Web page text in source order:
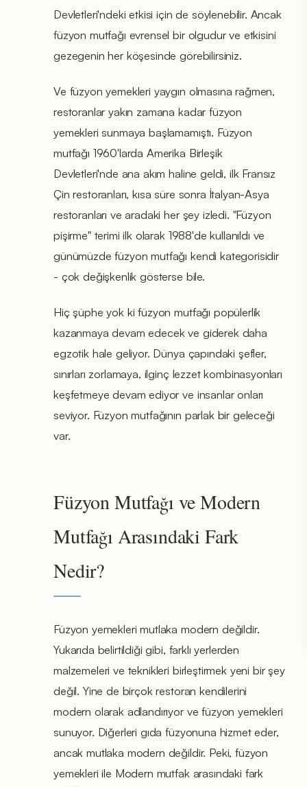
Devletleri'ndeki etkisi için de söylenebilir. Ancak
füzyon mutfağı evrensel bir olgudur ve etkisini
gezegenin her köşesinde görebilirsiniz.
Ve füzyon yemekleri yaygın olmasına rağmen,
restoranlar yakın zamana kadar füzyon
yemekleri sunmaya başlamamıştı. Füzyon
mutfağı 1960'larda Amerika Birleşik
Devletleri'nde ana akım haline geldi, ilk Fransız
Çin restoranları, kısa süre sonra İtalyan-Asya
restoranları ve aradaki her şey izledi. "Füzyon
pişirme" terimi ilk olarak 1988'de kullanıldı ve
günümüzde füzyon mutfağı kendi kategorisidir
- çok değişkenlik gösterse bile.
Hiç şüphe yok ki füzyon mutfağı popülerlik
kazanmaya devam edecek ve giderek daha
egzotik hale geliyor. Dünya çapındaki şefler,
sınırları zorlamaya, ilginç lezzet kombinasyonları
keşfetmeye devam ediyor ve insanlar onları
seviyor. Füzyon mutfağının parlak bir geleceği
var.
Füzyon Mutfağı ve Modern
Mutfağı Arasındaki Fark
Nedir?
Füzyon yemekleri mutlaka modern değildir.
Yukarıda belirtildiği gibi, farklı yerlerden
malzemeleri ve teknikleri birleştirmek yeni bir şey
değil. Yine de birçok restoran kendilerini
modern olarak adlandırıyor ve füzyon yemekleri
sunuyor. Diğerleri gıda füzyonuna hizmet eder,
ancak mutlaka modern değildir. Peki, füzyon
yemekleri ile Modern mutfak arasındaki fark